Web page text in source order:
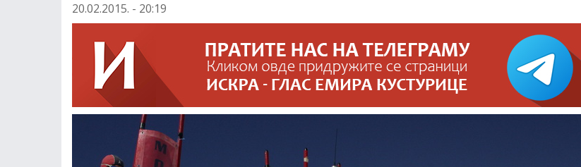
20.02.2015. - 20:19